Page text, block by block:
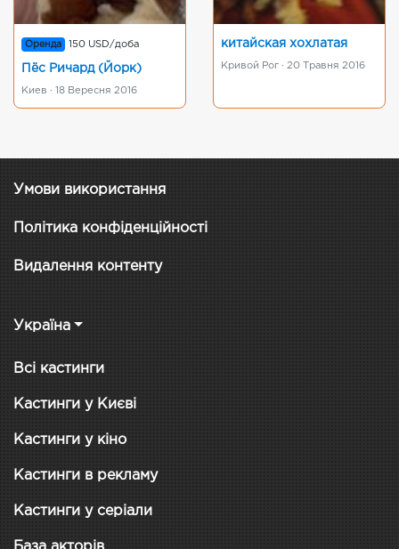
Оренда 150 USD/доба
Пёс Ричард (Йорк)
Киев · 18 Вересня 2016
китайская хохлатая
Кривой Рог · 20 Травня 2016
Умови використання
Політика конфіденційності
Видалення контенту
Україна
Всі кастинги
Кастинги у Києві
Кастинги у кіно
Кастинги в рекламу
Кастинги у серіали